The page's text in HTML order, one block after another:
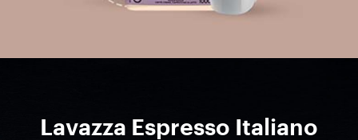
Lavazza Espresso Italiano